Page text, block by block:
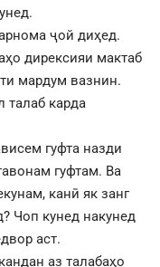
ҷой диҳед.
дирексияи мактаб
мардум вазнин.
талаб карда
гуфта назди
гуфтам. Ва
канӣ як занг
Чоп кунед накунед
аст.
аз талабаҳо